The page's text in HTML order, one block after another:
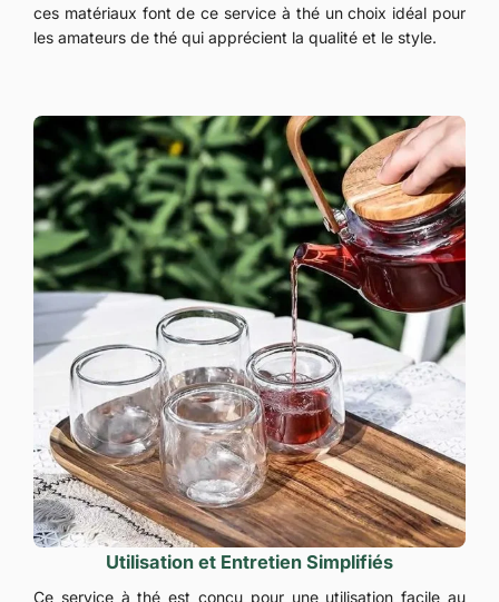
ces matériaux font de ce service à thé un choix idéal pour
les amateurs de thé qui apprécient la qualité et le style.
Utilisation et Entretien Simplifiés
Ce service à thé est conçu pour une utilisation facile au